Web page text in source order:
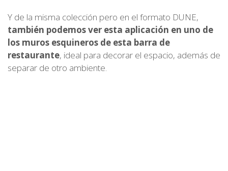
Y de la misma colección pero en el formato DUNE,
también podemos ver esta aplicación en uno de
los muros esquineros de esta barra de
restaurante, ideal para decorar el espacio, además de
separar de otro ambiente.